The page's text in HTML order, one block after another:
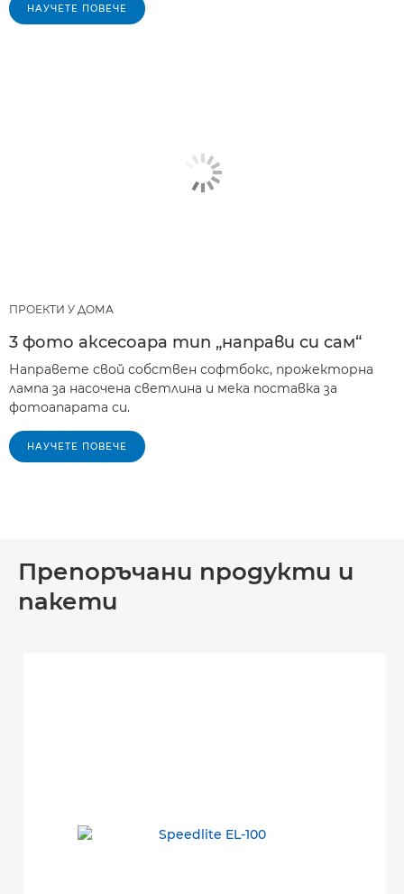
НАУЧЕТЕ ПОВЕЧЕ
ПРОЕКТИ У ДОМА
3 фото аксесоара тип „направи си сам“
Направете свой собствен софтбокс, прожекторна
лампа за насочена светлина и мека поставка за
фотоапарата си.
НАУЧЕТЕ ПОВЕЧЕ
Препоръчани продукти и
пакети